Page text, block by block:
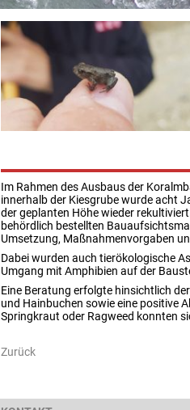
Im Rahmen des Ausbaus der
innerhalb der Kiesgrube wurde acht
der geplanten Höhe wieder
behördlich bestellten
Umsetzung, Maßnahmenvorgaben
Dabei wurden auch tierökologische
Umgang mit Amphibien auf der
Eine Beratung erfolgte hinsichtlich
und Hainbuchen sowie eine positive
Springkraut oder Ragweed konnten
Zurück